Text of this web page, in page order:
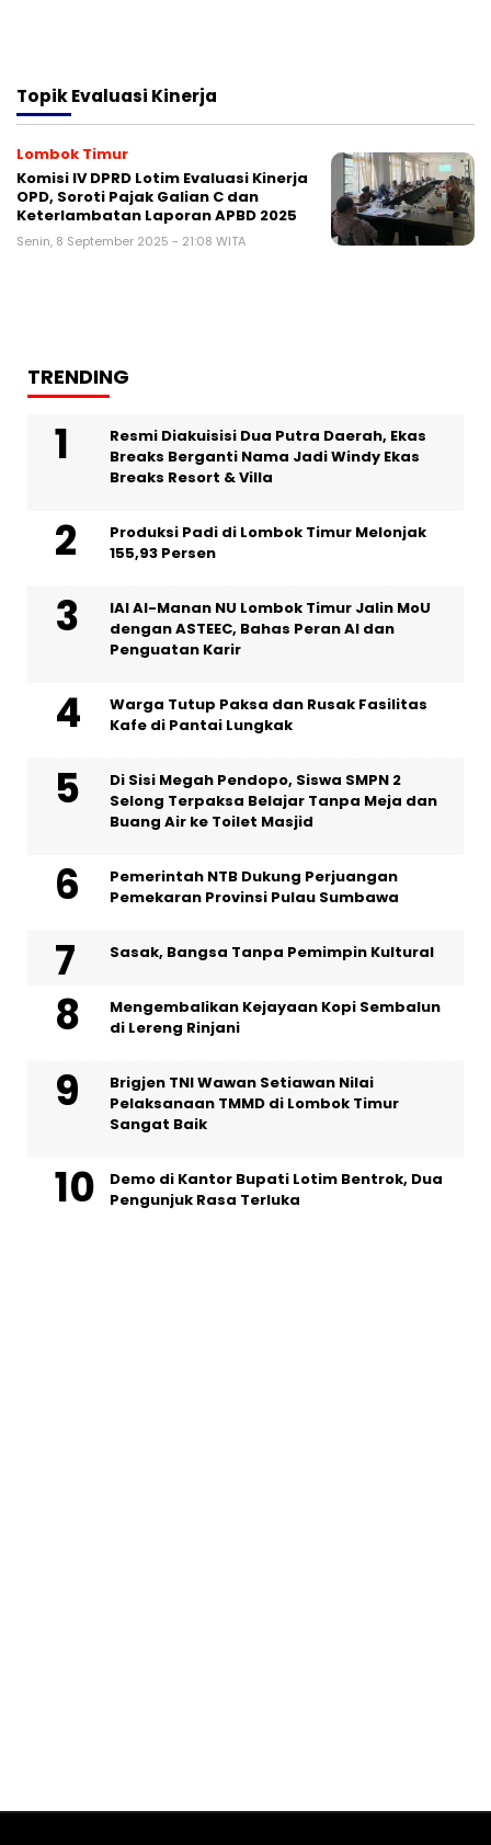
TopikEvaluasi Kinerja
Lombok Timur
Komisi IV DPRD Lotim Evaluasi Kinerja
OPD, Soroti Pajak Galian C dan
Keterlambatan Laporan APBD 2025
Senin, 8 September 2025 - 21:08 WITA
TRENDING
Resmi Diakuisisi Dua Putra Daerah, Ekas
Breaks Berganti Nama Jadi Windy Ekas
Breaks Resort & Villa
Produksi Padi di Lombok Timur Melonjak
155,93 Persen
IAI Al-Manan NU Lombok Timur Jalin MoU
dengan ASTEEC, Bahas Peran AI dan
Penguatan Karir
Warga Tutup Paksa dan Rusak Fasilitas
Kafe di Pantai Lungkak
Di Sisi Megah Pendopo, Siswa SMPN 2
Selong Terpaksa Belajar Tanpa Meja dan
Buang Air ke Toilet Masjid
Pemerintah NTB Dukung Perjuangan
Pemekaran Provinsi Pulau Sumbawa
Sasak, Bangsa Tanpa Pemimpin Kultural
Mengembalikan Kejayaan Kopi Sembalun
di Lereng Rinjani
Brigjen TNI Wawan Setiawan Nilai
Pelaksanaan TMMD di Lombok Timur
Sangat Baik
Demo di Kantor Bupati Lotim Bentrok, Dua
Pengunjuk Rasa Terluka